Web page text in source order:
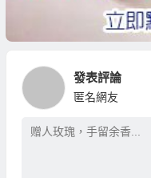
發表評論
匿名網友